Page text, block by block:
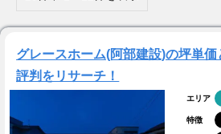
グレースホーム(阿部建設)の坪単
評判をリサーチ！
エリア
特徴